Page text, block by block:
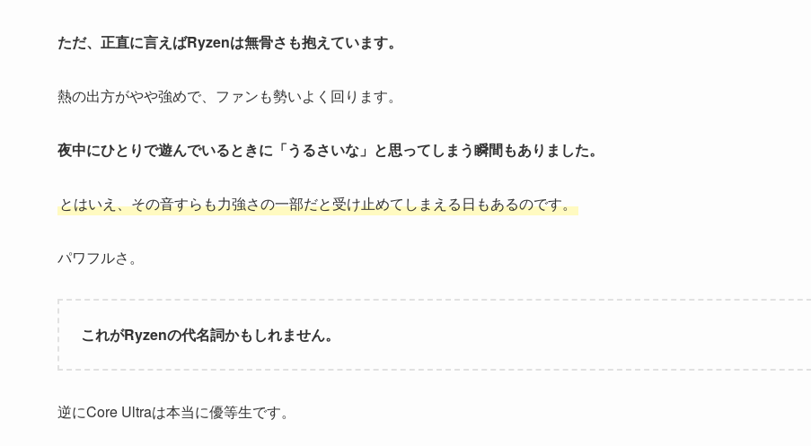
ただ、正直に言えばRyzenは無骨さも抱えています。
熱の出方がやや強めで、ファンも勢いよく回ります。
夜中にひとりで遊んでいるときに「うるさいな」と思ってしまう瞬間もありました。
とはいえ、その音すらも力強さの一部だと受け止めてしまえる日もあるのです。
パワフルさ。
これがRyzenの代名詞かもしれません。
逆にCore Ultraは本当に優等生です。